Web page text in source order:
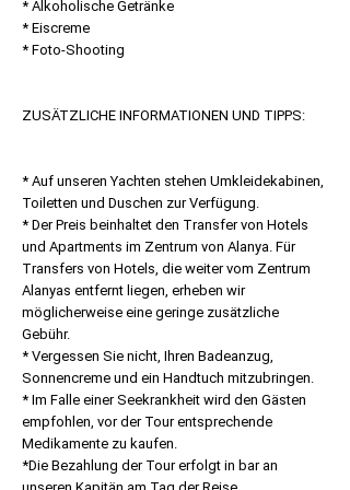
* Alkoholische Getränke
* Eiscreme
* Foto-Shooting
ZUSÄTZLICHE INFORMATIONEN UND TIPPS:
* Auf unseren Yachten stehen Umkleidekabinen,
Toiletten und Duschen zur Verfügung.
* Der Preis beinhaltet den Transfer von Hotels
und Apartments im Zentrum von Alanya. Für
Transfers von Hotels, die weiter vom Zentrum
Alanyas entfernt liegen, erheben wir
möglicherweise eine geringe zusätzliche
Gebühr.
* Vergessen Sie nicht, Ihren Badeanzug,
Sonnencreme und ein Handtuch mitzubringen.
* Im Falle einer Seekrankheit wird den Gästen
empfohlen, vor der Tour entsprechende
Medikamente zu kaufen.
*Die Bezahlung der Tour erfolgt in bar an